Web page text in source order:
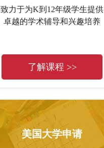
致力于为K到12年级学生提供
卓越的学术辅导和兴趣培养
了解课程 >>
美国大学申请